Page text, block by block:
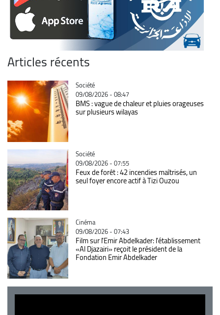
Articles récents
Catégorie
Société
09/08/2026 - 08:47
BMS : vague de chaleur et pluies orageuses
sur plusieurs wilayas
Catégorie
Société
09/08/2026 - 07:55
Feux de forêt : 42 incendies maîtrisés, un
seul foyer encore actif à Tizi Ouzou
Catégorie
Cinéma
09/08/2026 - 07:43
Film sur l'Emir Abdelkader: l'établissement
«Al Djazairi» reçoit le président de la
Fondation Emir Abdelkader